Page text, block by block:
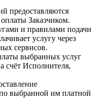
предоставляются
Заказчиком.
и правилами подачи
услугу через
сервисов.
выбранных услуг
счёт Исполнителя,
выбранной им платной